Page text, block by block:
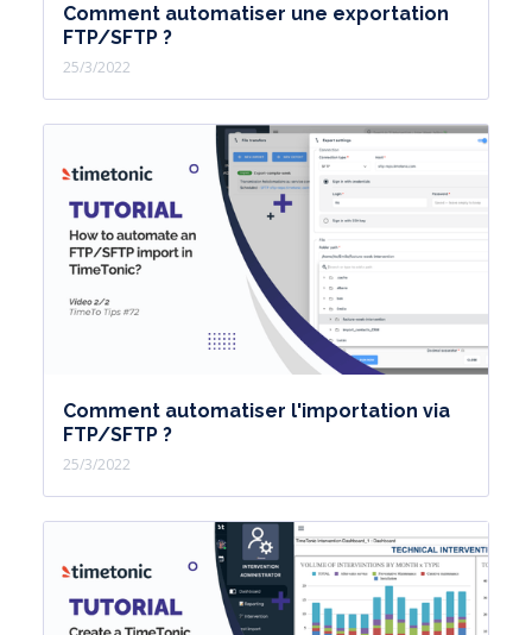
Comment automatiser une exportation
FTP/SFTP ?
25/3/2022
Comment automatiser l'importation via
FTP/SFTP ?
25/3/2022